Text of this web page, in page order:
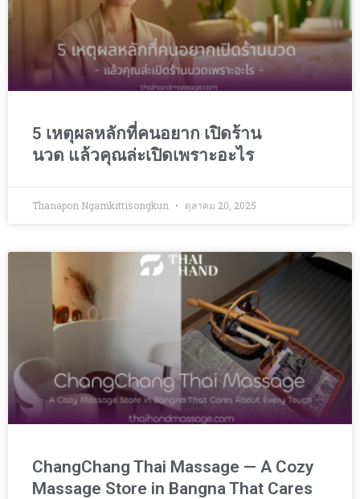
5 เหตุผลหลักที่คนอยาก เปิดร้าน
นวด แล้วคุณล่ะเปิดเพราะอะไร
Thanapon Ngamkittisongkun ตุลาคม 20, 2025
ChangChang Thai Massage — A Cozy
Massage Store in Bangna That Cares